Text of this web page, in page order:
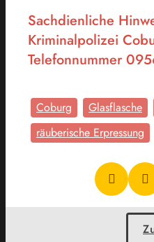
Sachdienliche
Kriminalpolizei
Telefonnummer
Coburg Glasflasche
räuberische Erpressung